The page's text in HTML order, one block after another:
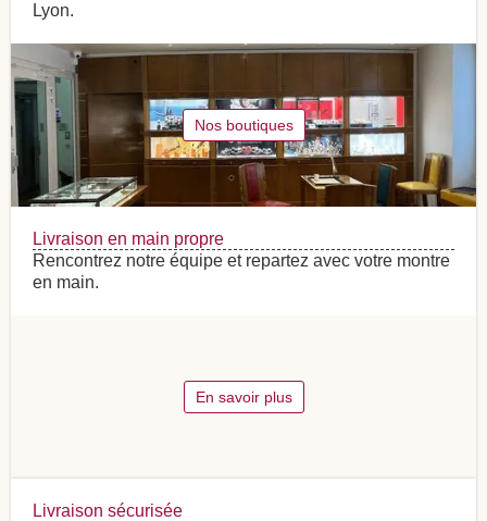
Lyon.
Nos boutiques
Livraison en main propre
Rencontrez notre équipe et repartez avec votre montre
en main.
En savoir plus
Livraison sécurisée